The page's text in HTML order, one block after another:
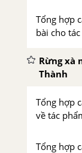
Tổng hợp
bài cho
Rừng xà
Thành
Tổng hợp
về tác
Tổng hợp